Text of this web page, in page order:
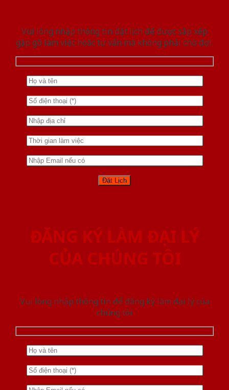
Vui lòng nhập thông tin đặt lịch để được sắp xếp
gặp gỡ làm việc hoăc tư vấn mà không phải chờ đợi.
ĐĂNG KÝ LÀM ĐẠI LÝ
CỦA CHÚNG TÔI
Vui lòng nhập thông tin để đăng ký làm đại lý của
chúng tôi